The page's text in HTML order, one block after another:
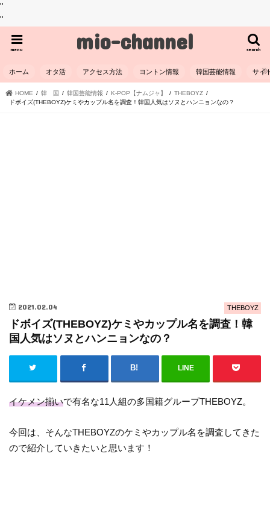
"
"
mio-channel search
menu
ホーム オタ活 アクセス方法 ヨントン情報 韓国芸能情報 サイ
HOME 韓 国 韓国芸能情報 K-POP【ナムジャ】
THEBOYZ
ドボイズ(THEBOYZ)ケミやカップル名を調査！韓国人気はソヌとハンニョンなの？
THEBOYZ
2021.02.04
ドボイズ(THEBOYZ)ケミやカップル名を調査！韓
国人気はソヌとハンニョンなの？
LINE
イケメン揃いで有名な11人組の多国籍グループTHEBOYZ。
今回は、そんなTHEBOYZのケミやカップル名を調査してきた
ので紹介していきたいと思います！